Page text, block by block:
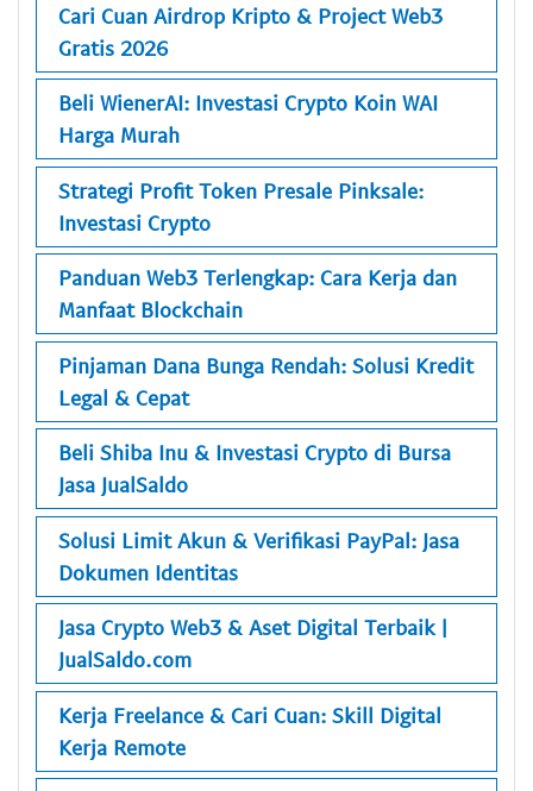
Cari Cuan Airdrop Kripto & Project Web3
Gratis 2026
Beli WienerAI: Investasi Crypto Koin WAI
Harga Murah
Strategi Profit Token Presale Pinksale:
Investasi Crypto
Panduan Web3 Terlengkap: Cara Kerja dan
Manfaat Blockchain
Pinjaman Dana Bunga Rendah: Solusi Kredit
Legal & Cepat
Beli Shiba Inu & Investasi Crypto di Bursa
Jasa JualSaldo
Solusi Limit Akun & Verifikasi PayPal: Jasa
Dokumen Identitas
Jasa Crypto Web3 & Aset Digital Terbaik |
JualSaldo.com
Kerja Freelance & Cari Cuan: Skill Digital
Kerja Remote